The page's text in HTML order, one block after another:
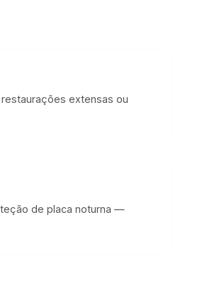
extensas ou
de placa noturna —